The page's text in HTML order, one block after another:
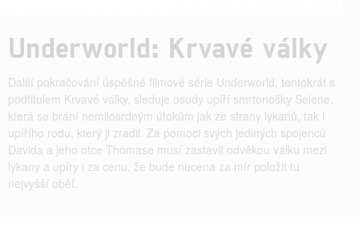
Underworld: Krvavé války
Další pokračování úspěšné filmové série Underworld, tentokrát s
podtitulem Krvavé války, sleduje osudy upíří smrtonošky Selene,
která se brání nemilosrdným útokům jak ze strany lykanů, tak i
upířího rodu, který ji zradil. Za pomoci svých jediných spojenců
Davida a jeho otce Thomase musí zastavit odvěkou válku mezi
lykany a upíry i za cenu, že bude nucena za mír položit tu
nejvyšší oběť.